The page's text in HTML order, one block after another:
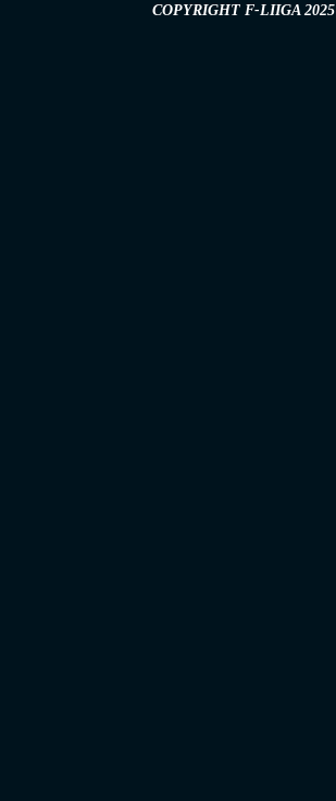
COPYRIGHT F-LIIGA 2025